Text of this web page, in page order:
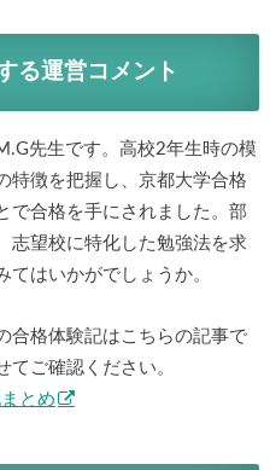
る運営コメント
先生です。高校2年生時の模
特徴を把握し、京都大学合格
で合格を手にされました。部
志望校に特化した勉強法を求
はいかがでしょうか。
合格体験記はこちらの記事で
てご確認ください。
とめ